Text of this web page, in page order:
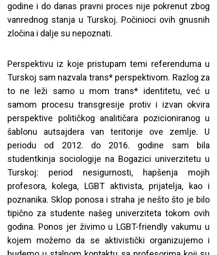
godine i do danas pravni proces nije pokrenut zbog
vanrednog stanja u Turskoj. Počinioci ovih gnusnih
zločina i dalje su nepoznati.
Perspektivu iz koje pristupam temi referenduma u
Turskoj sam nazvala trans* perspektivom. Razlog za
to ne leži samo u mom trans* identitetu, već u
samom procesu transgresije protiv i izvan okvira
perspektive političkog analitičara pozicioniranog u
šablonu autsajdera van teritorije ove zemlje. U
periodu od 2012. do 2016. godine sam bila
studentkinja sociologije na Bogazici univerzitetu u
Turskoj: period nesigurnosti, hapšenja mojih
profesora, kolega, LGBT aktivista, prijatelja, kao i
poznanika. Sklop ponosa i straha je nešto što je bilo
tipično za studente našeg univerziteta tokom ovih
godina. Ponos jer živimo u LGBT-friendly vakumu u
kojem možemo da se aktivistički organizujemo i